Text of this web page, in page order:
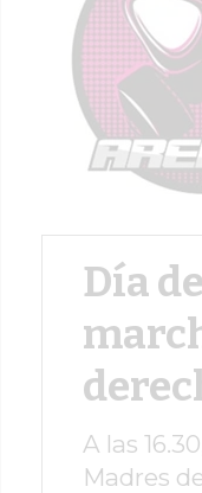
Día
A las
Madres